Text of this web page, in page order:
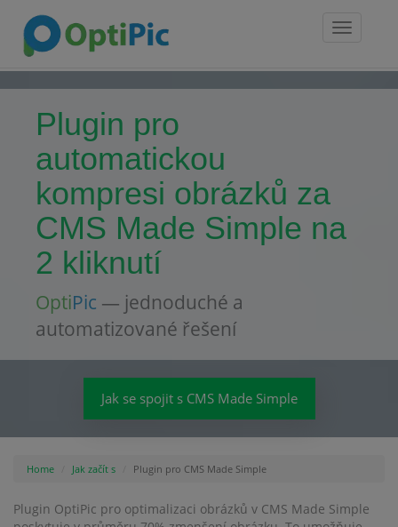
Toggle
Plugin pro
automatickou
kompresi obrázků za
CMS Made Simple na
2 kliknutí
OptiPic — jednoduché a
automatizované řešení
Jak se spojit s CMS Made Simple
Home Jak začít s Plugin pro CMS Made Simple
Plugin OptiPic pro optimalizaci obrázků v CMS Made Simple